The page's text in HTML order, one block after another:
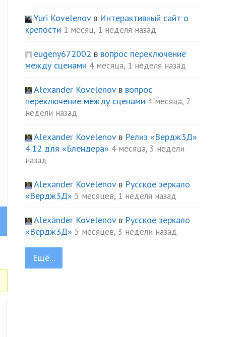
Yuri Kovelenovв Интерактивный сайт о
крепости 1 месяц, 1 неделя назад
eugeny672002 в вопрос переключение
между сценами 4 месяца, 1 неделя назад
Alexander Kovelenovв вопрос
переключение между сценами 4 месяца, 2
недели назад
Alexander Kovelenovв Релиз «Вердж3Д»
4.12 для «Блендера» 4 месяца, 3 недели
назад
Alexander Kovelenovв Русское зеркало
«Вердж3Д» 5 месяцев, 1 неделя назад
Alexander Kovelenovв Русское зеркало
«Вердж3Д» 5 месяцев, 3 недели назад
Ещё...